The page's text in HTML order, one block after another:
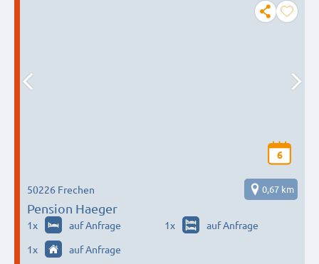
6
Pension Haeger
50226 Frechen 0,67 km
1x auf Anfrage 1x
auf Anfrage
1x auf Anfrage